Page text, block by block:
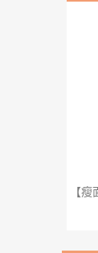
【